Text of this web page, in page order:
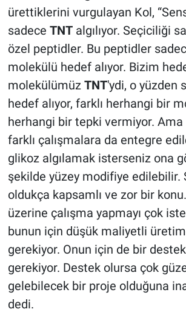
ürettiklerini vurgulayan Kol,
sadece TNTalgılıyor. Seçiciliği
özel peptidler. Bu peptidler
molekülü hedef alıyor. Bizim
molekülümüz TNT'ydi, o yüzden
hedef alıyor, farklı herhangi bir
herhangi bir tepki vermiyor. Ama
farklı çalışmalara da entegre
glikoz algılamak isterseniz ona
şekilde yüzey modifiye edilebilir.
oldukça kapsamlı ve zor bir
üzerine çalışma yapmayı çok
bunun için düşük maliyetli
gerekiyor. Onun için de bir
gerekiyor. Destek olursa çok
gelebilecek bir proje olduğuna
dedi.